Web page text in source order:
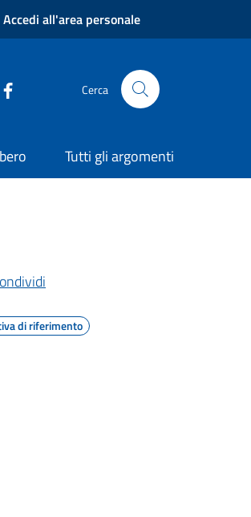
Accedi all'area personale
Cerca
Tutti gli argomenti
di riferimento